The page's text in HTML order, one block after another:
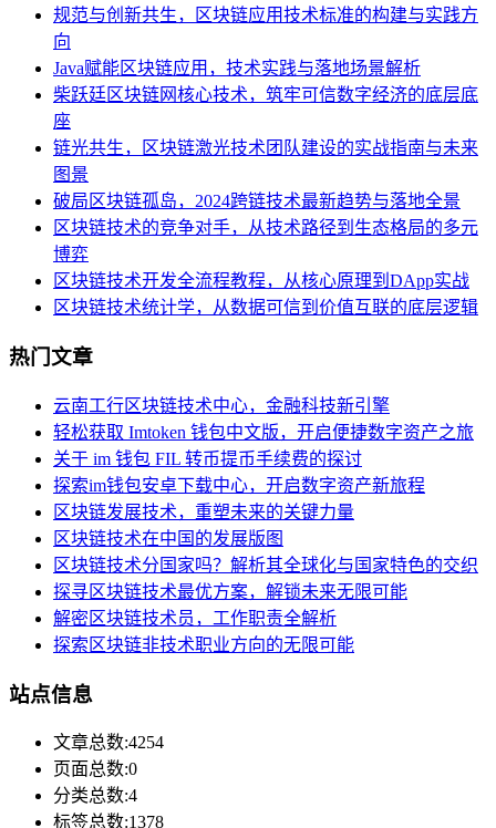
规范与创新共生，区块链应用技术标准的构建与实践方
向
Java赋能区块链应用，技术实践与落地场景解析
柴跃廷区块链网核心技术，筑牢可信数字经济的底层底
座
链光共生，区块链激光技术团队建设的实战指南与未来
图景
破局区块链孤岛，2024跨链技术最新趋势与落地全景
区块链技术的竞争对手，从技术路径到生态格局的多元
博弈
区块链技术开发全流程教程，从核心原理到DApp实战
区块链技术统计学，从数据可信到价值互联的底层逻辑
热门文章
云南工行区块链技术中心，金融科技新引擎
轻松获取 Imtoken 钱包中文版，开启便捷数字资产之旅
关于 im 钱包 FIL 转币提币手续费的探讨
探索im钱包安卓下载中心，开启数字资产新旅程
区块链发展技术，重塑未来的关键力量
区块链技术在中国的发展版图
区块链技术分国家吗？解析其全球化与国家特色的交织
探寻区块链技术最优方案，解锁未来无限可能
解密区块链技术员，工作职责全解析
探索区块链非技术职业方向的无限可能
站点信息
文章总数:4254
页面总数:0
分类总数:4
标签总数:1378